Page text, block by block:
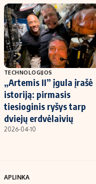
TECHNOLOGIJOS
„Artemis II” įgula įrašė
istoriją: pirmasis
tiesioginis ryšys tarp
dviejų erdvėlaivių
2026-04-10
APLINKA